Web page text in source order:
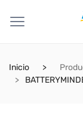
Inicio